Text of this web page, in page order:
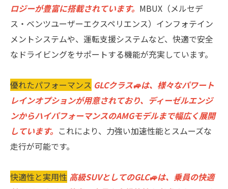
ロジーが豊富に搭載されています。 MBUX（メルセデ
ス・ベンツユーザーエクスペリエンス）インフォテイン
メントシステムや、運転支援システムなど、快適で安全
なドライビングをサポートする機能が充実しています。
優れたパフォーマンス GLCクラス🚙は、様々なパワート
レインオプションが用意されており、ディーゼルエンジ
ンからハイパフォーマンスのAMGモデルまで幅広く展開
しています。 これにより、力強い加速性能とスムーズな
走行が可能です。
快適性と実用性 高級SUVとしてのGLC🚙は、乗員の快適